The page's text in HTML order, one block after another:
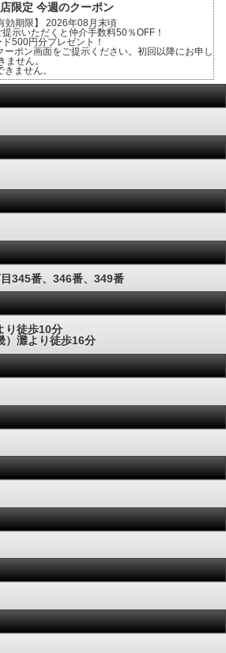
限定 今週のクーポン
効期限】 2026年08月末頃
示いただくと仲介手数料50％OFF！
500円分プレゼント！
ポン画面をご提示ください。初回以降にお申し
せん。
ません。
345番、346番、349番
り徒歩10分
）灘より徒歩16分